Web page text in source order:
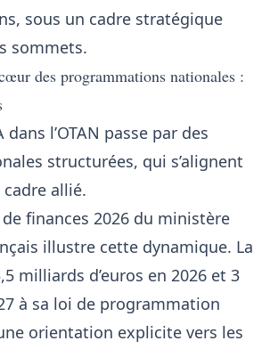
sous un cadre stratégique
sommets.
des programmations nationales :
l’OTAN passe par des
structurées, qui s’alignent
allié.
finances 2026 du ministère
illustre cette dynamique. La
milliards d’euros en 2026 et 3
à sa loi de programmation
orientation explicite vers les